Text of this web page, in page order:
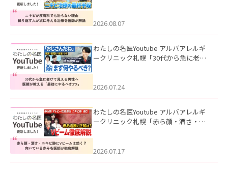
ました。
2026.08.07
わたしの名医Youtube アルバアレルギ
ークリニック札幌「30代から急に老け
た。
2026.07.24
わたしの名医Youtube アルバアレルギ
ークリニック札幌「赤ら顔・酒さ・ニ
した。
2026.07.17